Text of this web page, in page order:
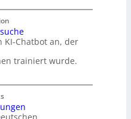
KI-Chatbot an, der
trainiert wurde.